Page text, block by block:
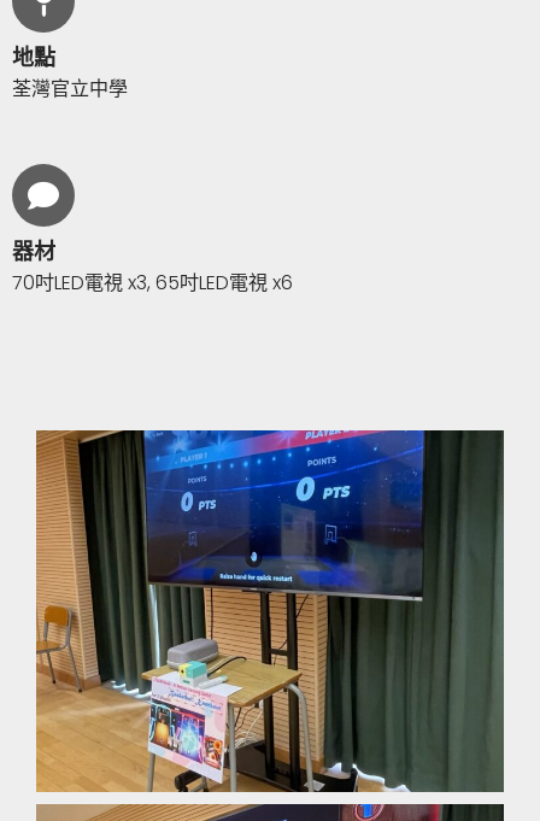
地點
荃灣官立中學
器材
70吋LED電視 x3, 65吋LED電視 x6